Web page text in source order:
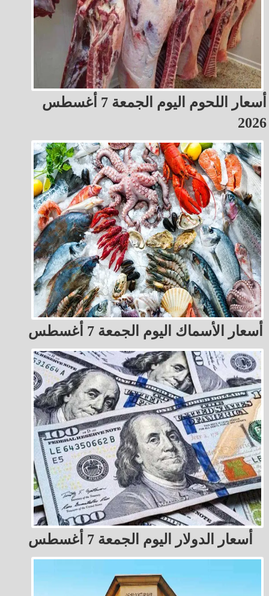
أسعار اللحوم اليوم الجمعة 7 أغسطس
2026
أسعار الأسماك اليوم الجمعة 7 أغسطس
أسعار الدولار اليوم الجمعة 7 أغسطس